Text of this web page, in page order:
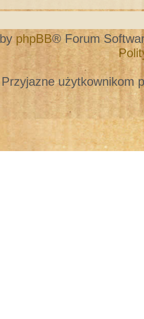
phpBB® Forum
Przyjazne użytkownikom